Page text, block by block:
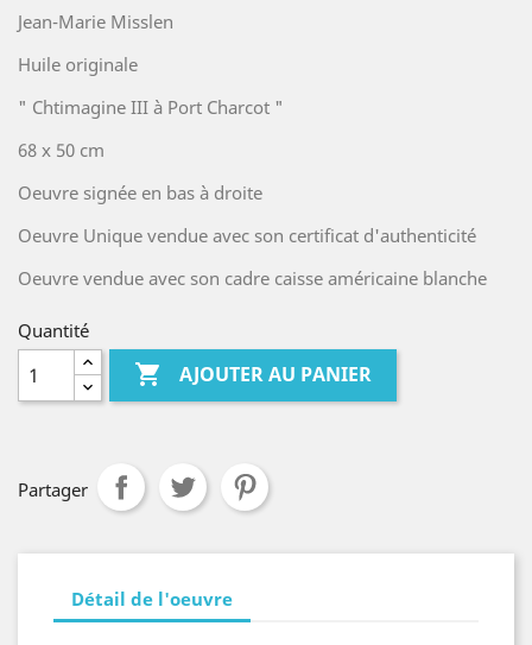
Jean-Marie Misslen
Huile originale
" Chtimagine III à Port Charcot "
68 x 50 cm
Oeuvre signée en bas à droite
Oeuvre Unique vendue avec son certificat d'authenticité
Oeuvre vendue avec son cadre caisse américaine blanche
Quantité
 AJOUTER AU PANIER
Partager
Détail de l'oeuvre